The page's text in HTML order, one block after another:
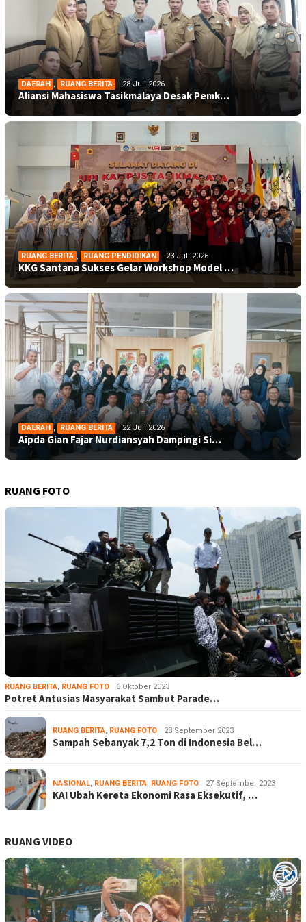
DAERAH , RUANG BERITA 28 Juli 2026
Aliansi Mahasiswa Tasikmalaya Desak Pemk…
RUANG BERITA , RUANG PENDIDIKAN 23 Juli 2026
KKG Santana Sukses Gelar Workshop Model …
DAERAH , RUANG BERITA 22 Juli 2026
Aipda Gian Fajar Nurdiansyah Dampingi Si…
RUANG FOTO
RUANG BERITA, RUANG FOTO 6 Oktober 2023
Potret Antusias Masyarakat Sambut Parade…
RUANG BERITA, RUANG FOTO 28 September 2023
Sampah Sebanyak 7,2 Ton di Indonesia Bel…
NASIONAL, RUANG BERITA, RUANG FOTO 27 September 2023
KAI Ubah Kereta Ekonomi Rasa Eksekutif, …
RUANG VIDEO